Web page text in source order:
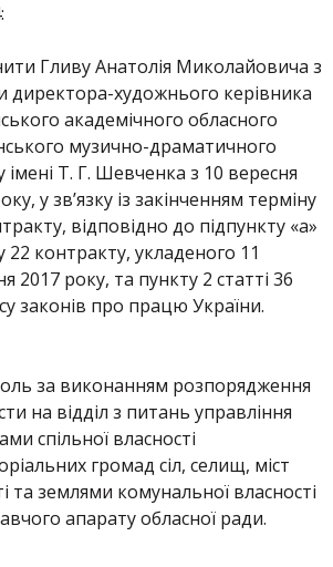
Гливу Анатолія Миколайовича з
директора-художнього керівника
академічного обласного
музично-драматичного
імені Т. Г. Шевченка з 10 вересня
у зв’язку із закінченням терміну
відповідно до підпункту «а»
22 контракту, укладеного 11
2017 року, та пункту 2 статті 36
законів про працю України.
за виконанням розпорядження
на відділ з питань управління
спільної власності
громад сіл, селищ, міст
та землями комунальної власності
апарату обласної ради.